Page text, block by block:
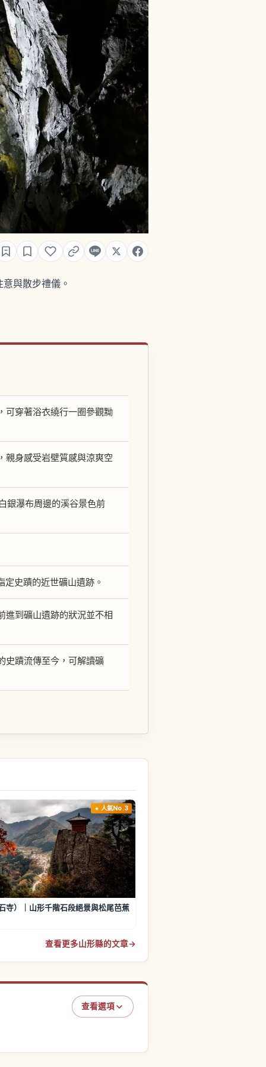
與散步禮儀。
可穿著浴衣繞行一圈參觀黝
親身感受岩壁質感與涼爽空
銀瀑布周邊的溪谷景色前
史蹟的近世礦山遺跡。
進到礦山遺跡的狀況並不相
史蹟流傳至今，可解讀礦
人氣No.3
寺）｜山形千階石段絕景與松尾芭蕉
查看更多山形縣的文章→
查看選項